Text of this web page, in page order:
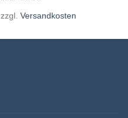
zzgl. Versandkosten